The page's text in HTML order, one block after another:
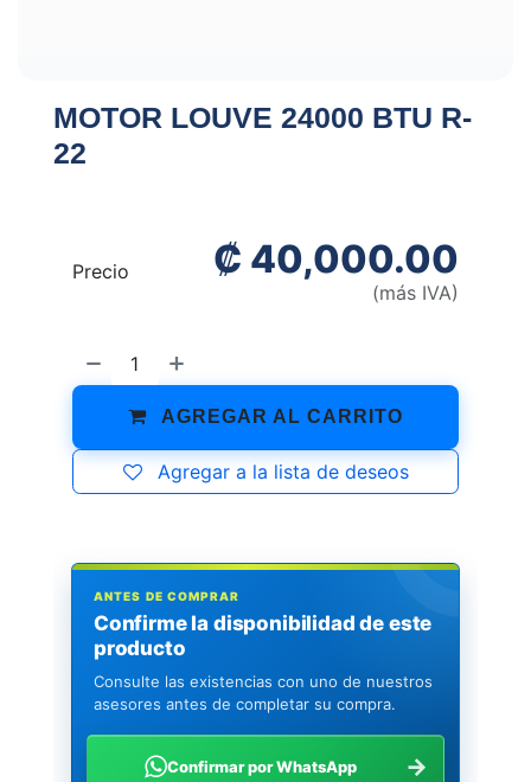
MOTOR LOUVE 24000 BTU R-
22
AGREGAR AL CARRITO
Agregar a la lista de deseos
Precio ₡ 40,000.00
(más IVA)
ANTES DE COMPRAR
Confirme la disponibilidad de este
producto
Consulte las existencias con uno de nuestros
asesores antes de completar su compra.
Confirmar por WhatsApp →